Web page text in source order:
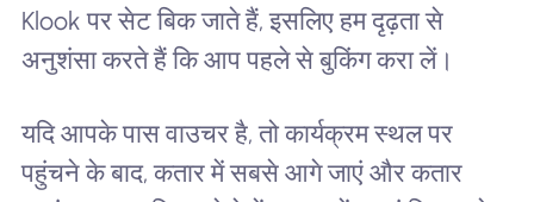
Klook पर सेट बिक जाते हैं, इसलिए हम दृढ़ता से
अनुशंसा करते हैं कि आप पहले से बुकिंग करा लें।
यदि आपके पास वाउचर है, तो कार्यक्रम स्थल पर
पहुंचने के बाद, कतार में सबसे आगे जाएं और कतार